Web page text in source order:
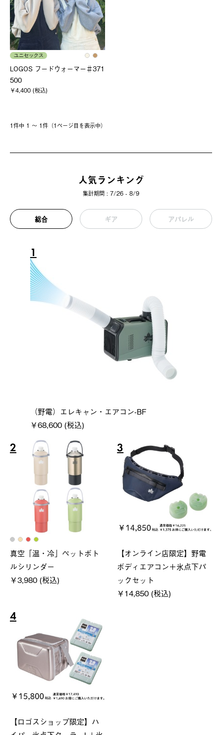
ユニセックス
LOGOS フードウォーマー＃371
500
￥4,400 (税込)
1件中 1 〜 1件（1ページ⽬を表⽰中）
人気ランキング
集計期間 : 7/26 - 8/9
総合 ギア アパレル
1
（野電）エレキャン・エアコン-BF
￥68,600 (税込)
2
真空「温・冷」ペットボト
ルシリンダー
￥3,980 (税込)
3
【オンライン店限定】野電
ボディエアコン＋氷点下パ
ックセット
￥14,850 (税込)
4
【ロゴスショップ限定】ハ